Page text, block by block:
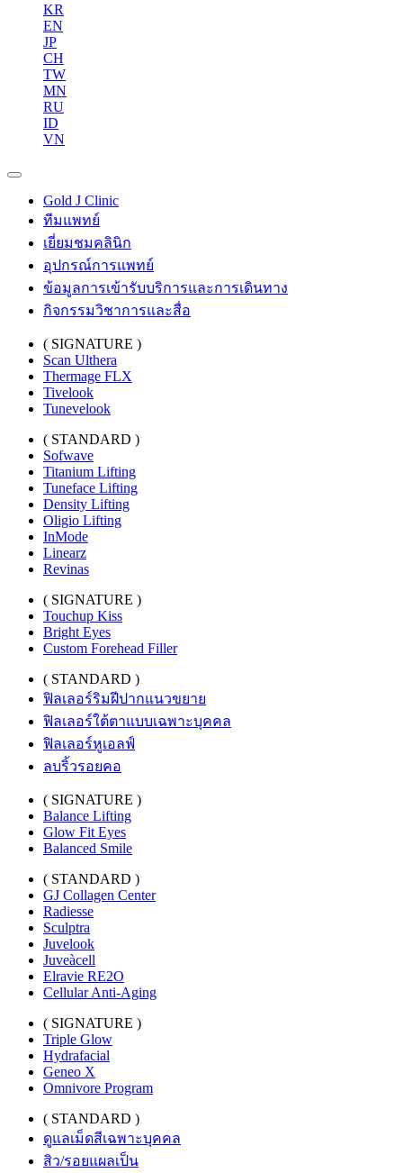
KR
EN
JP
CH
TW
MN
RU
ID
VN
Gold J Clinic
ทีมแพทย์
เยี่ยมชมคลินิก
อุปกรณ์การแพทย์
ข้อมูลการเข้ารับบริการและการเดินทาง
กิจกรรมวิชาการและสื่อ
( SIGNATURE )
Scan Ulthera
Thermage FLX
Tivelook
Tunevelook
( STANDARD )
Sofwave
Titanium Lifting
Tuneface Lifting
Density Lifting
Oligio Lifting
InMode
Linearz
Revinas
( SIGNATURE )
Touchup Kiss
Bright Eyes
Custom Forehead Filler
( STANDARD )
ฟิลเลอร์ริมฝีปากแนวขยาย
ฟิลเลอร์ใต้ตาแบบเฉพาะบุคคล
ฟิลเลอร์หูเอลฟ์
ลบริ้วรอยคอ
( SIGNATURE )
Balance Lifting
Glow Fit Eyes
Balanced Smile
( STANDARD )
GJ Collagen Center
Radiesse
Sculptra
Juvelook
Juveàcell
Elravie RE2O
Cellular Anti-Aging
( SIGNATURE )
Triple Glow
Hydrafacial
Geneo X
Omnivore Program
( STANDARD )
ดูแลเม็ดสีเฉพาะบุคคล
สิว/รอยแผลเป็น